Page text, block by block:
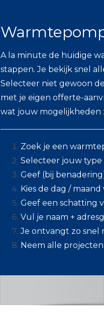
A la minute de huidige
stappen. Je bekijk snel
Selecteer niet gewoon
met je eigen offerte-
wat jouw mogelijkheden
Zoek je een
Selecteer jouw type
Geef (bij
Kies de dag /
Geef een schatting
Vul je naam +
Je ontvangt zo snel
Neem alle